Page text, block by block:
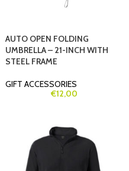
AUTO OPEN FOLDING
UMBRELLA – 21-INCH WITH
STEEL FRAME
GIFT ACCESSORIES
€12,00